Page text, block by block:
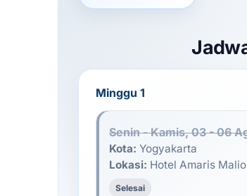
Minggu 1
Senin - Kamis, 03 - 06
Kota: Yogyakarta
Lokasi: Hotel Amaris
Selesai